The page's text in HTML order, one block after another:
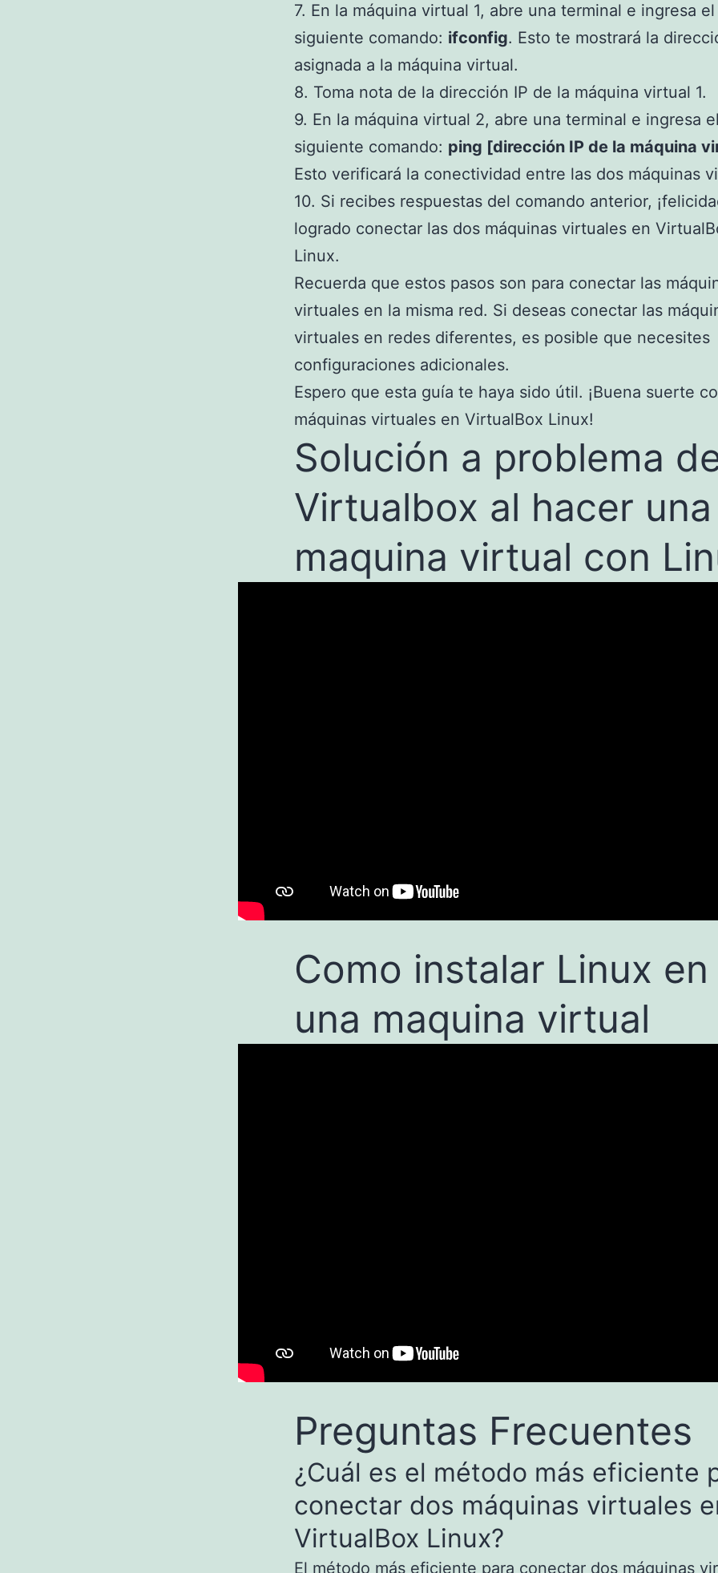
7. En la máquina virtual 1, abre una terminal e ingresa el
siguiente comando: ifconfig. Esto te mostrará la
asignada a la máquina virtual.
8. Toma nota de la dirección IP de la máquina virtual 1.
9. En la máquina virtual 2, abre una terminal e ingresa
siguiente comando: ping [dirección IP de la máquina
Esto verificará la conectividad entre las dos máquinas
10. Si recibes respuestas del comando anterior,
logrado conectar las dos máquinas virtuales en
Linux.
Recuerda que estos pasos son para conectar las
virtuales en la misma red. Si deseas conectar las
virtuales en redes diferentes, es posible que necesites
configuraciones adicionales.
Espero que esta guía te haya sido útil. ¡Buena suerte
máquinas virtuales en VirtualBox Linux!
Solución a problema
Virtualbox al hacer una
maquina virtual con
Como instalar Linux en
una maquina virtual
Preguntas Frecuentes
¿Cuál es el método más eficiente
conectar dos máquinas virtuales
VirtualBox Linux?
El método más eficiente para conectar dos máquinas